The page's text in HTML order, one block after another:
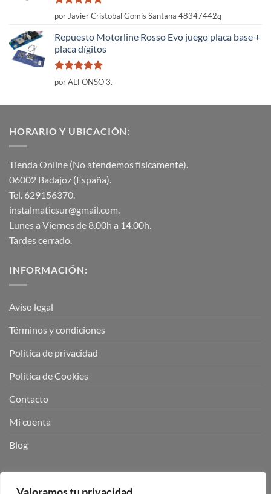
Valorado
con
por Javier Cristobal Gomis Santana 48347442q
Repuesto Motorline Rosso Evo juego placa base +
placa dígitos
Valorado
con
por ALFONSO 3.
HORARIO Y UBICACIÓN:
Tienda Online (No atendemos físicamente).
06002 Badajoz (España).
Tel. 629156370.
instalmaticsur@gmail.com.
Lunes a Viernes de 8.00h a 14.00h.
Tardes cerrado.
INFORMACIÓN:
Aviso legal
Términos y condiciones
Política de privacidad
Política de Cookies
Contacto
Mi cuenta
Blog